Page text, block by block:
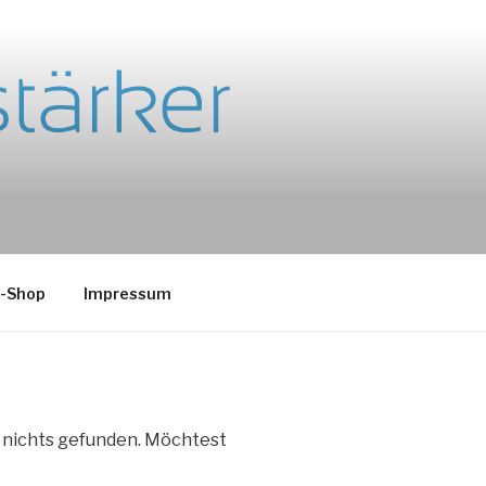
Impressum
nichts gefunden. Möchtest